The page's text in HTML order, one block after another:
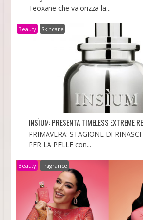
Teoxane che valorizza la...
Beauty Skincare
INSÌUM: PRESENTA TIMELESS EXTREME
PRIMAVERA: STAGIONE DI
PER LA PELLE con...
Beauty Fragrance